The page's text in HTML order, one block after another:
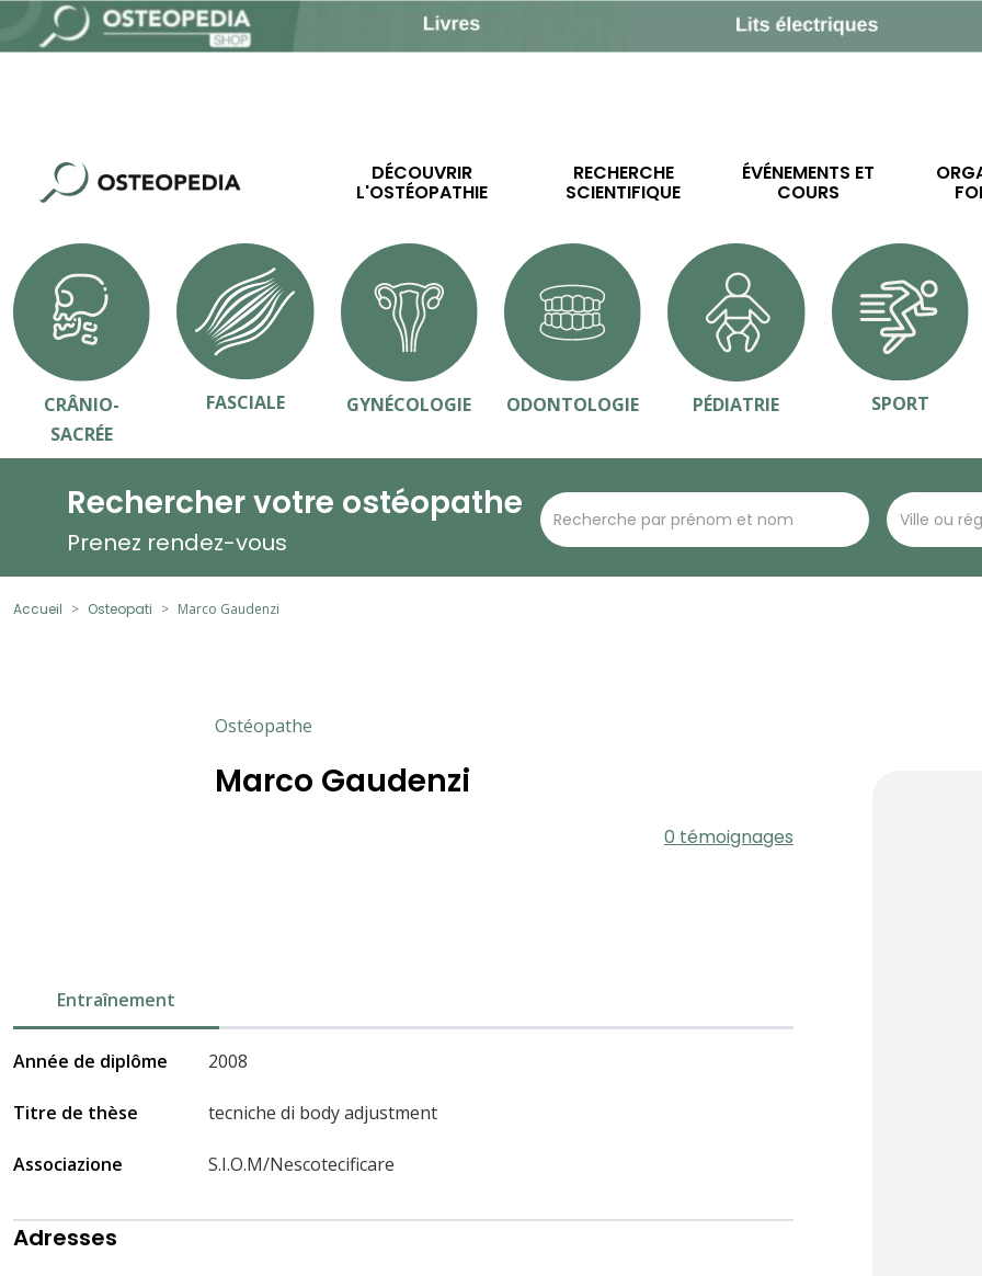
DÉCOUVRIR
L'OSTÉOPATHIE
RECHERCHE
SCIENTIFIQUE
ÉVÉNEMENTS ET
COURS
CRÂNIO-
SACRÉE
FASCIALE GYNÉCOLOGIE ODONTOLOGIE PÉDIATRIE SPORT
Rechercher votre ostéopathe
Prenez rendez-vous
Accueil Osteopati Marco Gaudenzi
Ostéopathe
Marco Gaudenzi
0 témoignages
Entraînement
Année de diplôme 2008
Titre de thèse tecniche di body adjustment
Associazione S.I.O.M/Nescotecificare
Adresses